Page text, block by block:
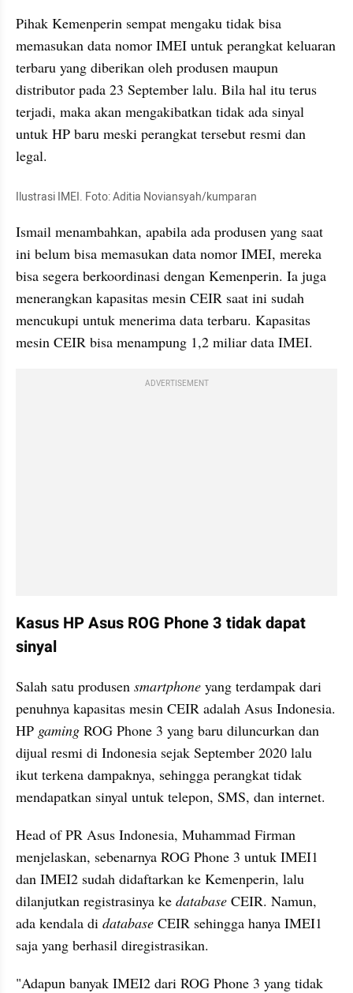
Pihak Kemenperin sempat mengaku tidak bisa
memasukan data nomor IMEI untuk perangkat keluaran
terbaru yang diberikan oleh produsen maupun
distributor pada 23 September lalu. Bila hal itu terus
terjadi, maka akan mengakibatkan tidak ada sinyal
untuk HP baru meski perangkat tersebut resmi dan
legal.
Ilustrasi IMEI. Foto: Aditia Noviansyah/kumparan
Ismail menambahkan, apabila ada produsen yang saat
ini belum bisa memasukan data nomor IMEI, mereka
bisa segera berkoordinasi dengan Kemenperin. Ia juga
menerangkan kapasitas mesin CEIR saat ini sudah
mencukupi untuk menerima data terbaru. Kapasitas
mesin CEIR bisa menampung 1,2 miliar data IMEI.
ADVERTISEMENT
Kasus HP Asus ROG Phone 3 tidak dapat
sinyal
Salah satu produsen smartphone yang terdampak dari
penuhnya kapasitas mesin CEIR adalah Asus Indonesia.
HP gaming ROG Phone 3 yang baru diluncurkan dan
dijual resmi di Indonesia sejak September 2020 lalu
ikut terkena dampaknya, sehingga perangkat tidak
mendapatkan sinyal untuk telepon, SMS, dan internet.
Head of PR Asus Indonesia, Muhammad Firman
menjelaskan, sebenarnya ROG Phone 3 untuk IMEI1
dan IMEI2 sudah didaftarkan ke Kemenperin, lalu
dilanjutkan registrasinya ke database CEIR. Namun,
ada kendala di database CEIR sehingga hanya IMEI1
saja yang berhasil diregistrasikan.
"Adapun banyak IMEI2 dari ROG Phone 3 yang tidak